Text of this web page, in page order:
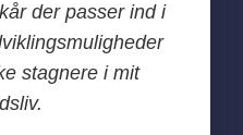
der passer ind i
stagnere i mit